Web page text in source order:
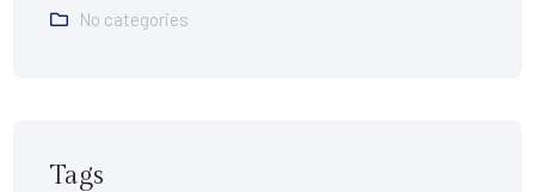
No categories
Tags